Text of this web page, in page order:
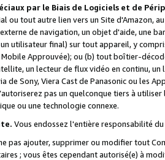
par le Biais de Logiciels et de
ou tout autre lien vers un Site d'Amazon,
de navigation, un objet d'aide, une
utilisateur final) sur tout appareil, y
Approuvée); ou (b) tout boîtier-
un lecteur de flux vidéo en continu,
de Sony, Viera Cast de Panasonic ou les
pas un quelconque tiers à
ou une technologie connexe.
Vous endossez l'entière responsabilité
pas ajouter, supprimer ou modifier tout
; vous êtes cependant autorisé(e) à